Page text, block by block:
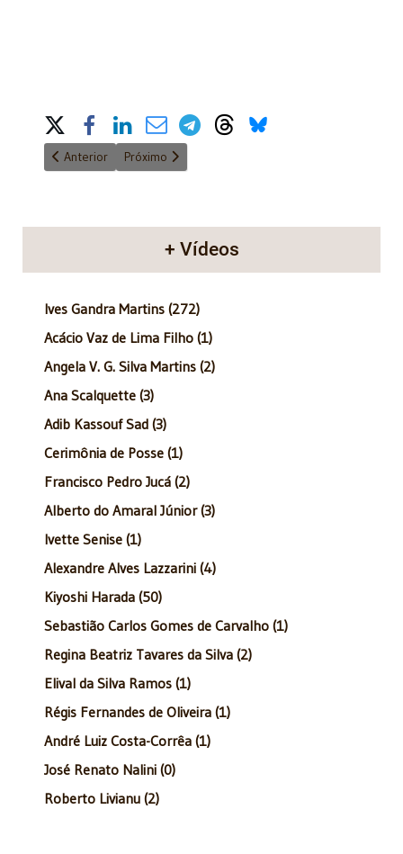
Share on Social Media
Artigo anterior: Anatomia do Poder - 30/09/2012
Anterior Próximo artigo: anatomia do poder - 08/07/2012
Próximo
+ Vídeos
Ives Gandra Martins (272)
Acácio Vaz de Lima Filho (1)
Angela V. G. Silva Martins (2)
Ana Scalquette (3)
Adib Kassouf Sad (3)
Cerimônia de Posse (1)
Francisco Pedro Jucá (2)
Alberto do Amaral Júnior (3)
Ivette Senise (1)
Alexandre Alves Lazzarini (4)
Kiyoshi Harada (50)
Sebastião Carlos Gomes de Carvalho (1)
Regina Beatriz Tavares da Silva (2)
Elival da Silva Ramos (1)
Régis Fernandes de Oliveira (1)
André Luiz Costa-Corrêa (1)
José Renato Nalini (0)
Roberto Livianu (2)